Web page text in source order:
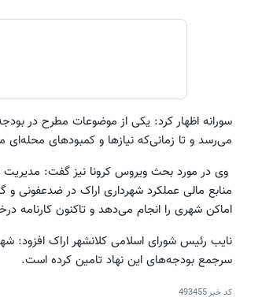
سورانه اظهار کرد: یکی از موضوعات مطرح در
می‌رسد و تا زمانی‌که نیازها و کمبودهای
وی در مورد بحث ویروس کرونا نیز گفت:
منابع مالی عملکرد شهرداری اراک در ضدعفونی و
اماکن شهری را انجام می‌دهد و تاکنون کارنامه
نایب رئیس شورای اسلامی کلانشهر اراک افزود:
سرجمع بودجه‌های این نهاد تامین کرده است.
کد خبر493455
را فوری به کتاب تبدیل کنی؟
کلیک کنید